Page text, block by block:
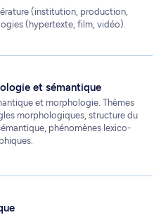
(institution, production,
(hypertexte, film, vidéo).
et sémantique
et morphologie. Thèmes
morphologiques, structure du
phénomènes lexico-